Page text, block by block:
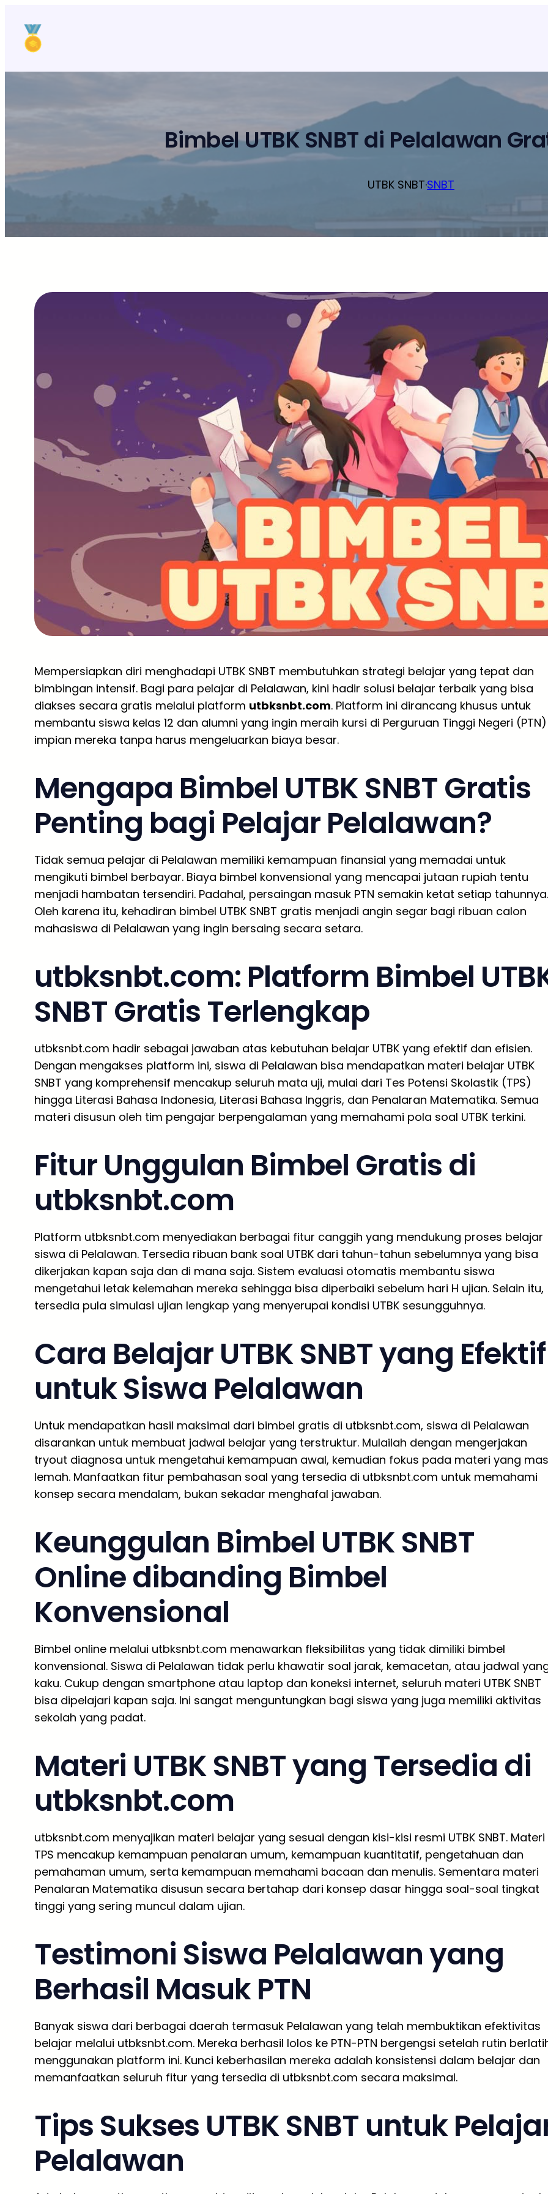
konten
Bimbel UTBK SNBT di Pelalawan
UTBK SNBT·SNBT
Mempersiapkan diri menghadapi UTBK SNBT membutuhkan strategi belajar yang tepat dan
bimbingan intensif. Bagi para pelajar di Pelalawan, kini hadir solusi belajar terbaik yang bisa
diakses secara gratis melalui platform utbksnbt.com. Platform ini dirancang khusus untuk
membantu siswa kelas 12 dan alumni yang ingin meraih kursi di Perguruan Tinggi Negeri (PTN)
impian mereka tanpa harus mengeluarkan biaya besar.
Mengapa Bimbel UTBK SNBT Gratis
Penting bagi Pelajar Pelalawan?
Tidak semua pelajar di Pelalawan memiliki kemampuan finansial yang memadai untuk
mengikuti bimbel berbayar. Biaya bimbel konvensional yang mencapai jutaan rupiah tentu
menjadi hambatan tersendiri. Padahal, persaingan masuk PTN semakin ketat setiap tahunnya.
Oleh karena itu, kehadiran bimbel UTBK SNBT gratis menjadi angin segar bagi ribuan calon
mahasiswa di Pelalawan yang ingin bersaing secara setara.
utbksnbt.com: Platform Bimbel
SNBT Gratis Terlengkap
utbksnbt.com hadir sebagai jawaban atas kebutuhan belajar UTBK yang efektif dan efisien.
Dengan mengakses platform ini, siswa di Pelalawan bisa mendapatkan materi belajar UTBK
SNBT yang komprehensif mencakup seluruh mata uji, mulai dari Tes Potensi Skolastik (TPS)
hingga Literasi Bahasa Indonesia, Literasi Bahasa Inggris, dan Penalaran Matematika. Semua
materi disusun oleh tim pengajar berpengalaman yang memahami pola soal UTBK terkini.
Fitur Unggulan Bimbel Gratis di
utbksnbt.com
Platform utbksnbt.com menyediakan berbagai fitur canggih yang mendukung proses belajar
siswa di Pelalawan. Tersedia ribuan bank soal UTBK dari tahun-tahun sebelumnya yang bisa
dikerjakan kapan saja dan di mana saja. Sistem evaluasi otomatis membantu siswa
mengetahui letak kelemahan mereka sehingga bisa diperbaiki sebelum hari H ujian. Selain itu,
tersedia pula simulasi ujian lengkap yang menyerupai kondisi UTBK sesungguhnya.
Cara Belajar UTBK SNBT yang Efektif
untuk Siswa Pelalawan
Untuk mendapatkan hasil maksimal dari bimbel gratis di utbksnbt.com, siswa di Pelalawan
disarankan untuk membuat jadwal belajar yang terstruktur. Mulailah dengan mengerjakan
tryout diagnosa untuk mengetahui kemampuan awal, kemudian fokus pada materi yang
lemah. Manfaatkan fitur pembahasan soal yang tersedia di utbksnbt.com untuk memahami
konsep secara mendalam, bukan sekadar menghafal jawaban.
Keunggulan Bimbel UTBK SNBT
Online dibanding Bimbel
Konvensional
Bimbel online melalui utbksnbt.com menawarkan fleksibilitas yang tidak dimiliki bimbel
konvensional. Siswa di Pelalawan tidak perlu khawatir soal jarak, kemacetan, atau jadwal
kaku. Cukup dengan smartphone atau laptop dan koneksi internet, seluruh materi UTBK SNBT
bisa dipelajari kapan saja. Ini sangat menguntungkan bagi siswa yang juga memiliki aktivitas
sekolah yang padat.
Materi UTBK SNBT yang Tersedia di
utbksnbt.com
utbksnbt.com menyajikan materi belajar yang sesuai dengan kisi-kisi resmi UTBK SNBT. Materi
TPS mencakup kemampuan penalaran umum, kemampuan kuantitatif, pengetahuan dan
pemahaman umum, serta kemampuan memahami bacaan dan menulis. Sementara materi
Penalaran Matematika disusun secara bertahap dari konsep dasar hingga soal-soal tingkat
tinggi yang sering muncul dalam ujian.
Testimoni Siswa Pelalawan yang
Berhasil Masuk PTN
Banyak siswa dari berbagai daerah termasuk Pelalawan yang telah membuktikan efektivitas
belajar melalui utbksnbt.com. Mereka berhasil lolos ke PTN-PTN bergengsi setelah rutin
menggunakan platform ini. Kunci keberhasilan mereka adalah konsistensi dalam belajar dan
memanfaatkan seluruh fitur yang tersedia di utbksnbt.com secara maksimal.
Tips Sukses UTBK SNBT untuk
Pelalawan